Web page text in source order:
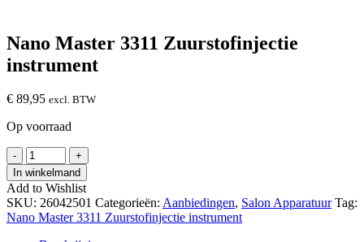
Nano Master 3311 Zuurstofinjectie
instrument
€ 89,95 excl. BTW
Op voorraad
-
Nano
Master
3311
Zuurstofinjectie
instrument
hoeveelheid
+
In winkelmand
Add to Wishlist
SKU: 26042501 Categorieën: Aanbiedingen, Salon Apparatuur Tag:
Nano Master 3311 Zuurstofinjectie instrument